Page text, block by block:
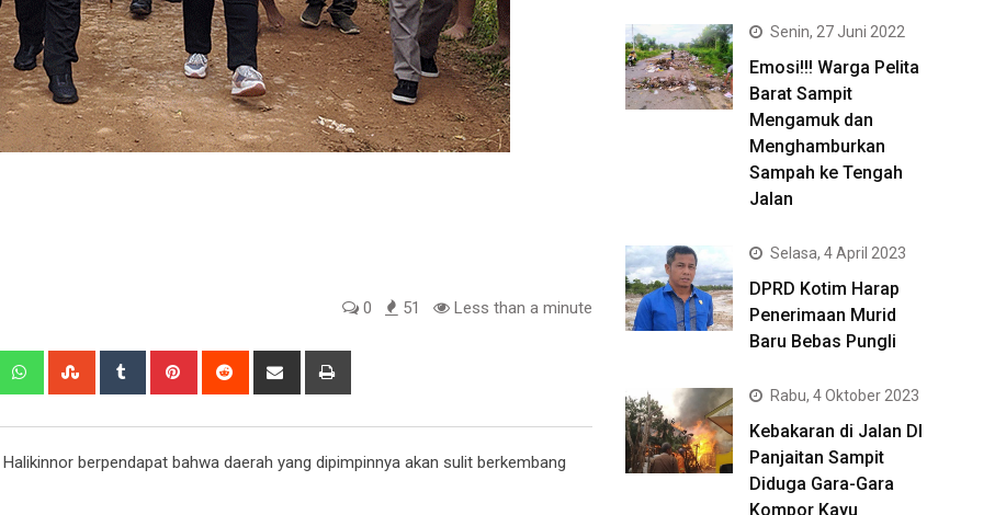
0 51 Less than a minute
WhatsappStumbleUpon
Tumblr Pinterest Reddit
Share
berpendapat bahwa daerah yang dipimpinnya akan sulit berkembang
Senin, 27 Juni 2022
Emosi!!! Warga Pelita
Barat Sampit
Mengamuk dan
Menghamburkan
Sampah ke Tengah
Jalan
Selasa, 4 April 2023
DPRD Kotim Harap
Penerimaan Murid
Baru Bebas Pungli
Rabu, 4 Oktober 2023
Kebakaran di Jalan DI
Panjaitan Sampit
Diduga Gara-Gara
Kompor Kayu